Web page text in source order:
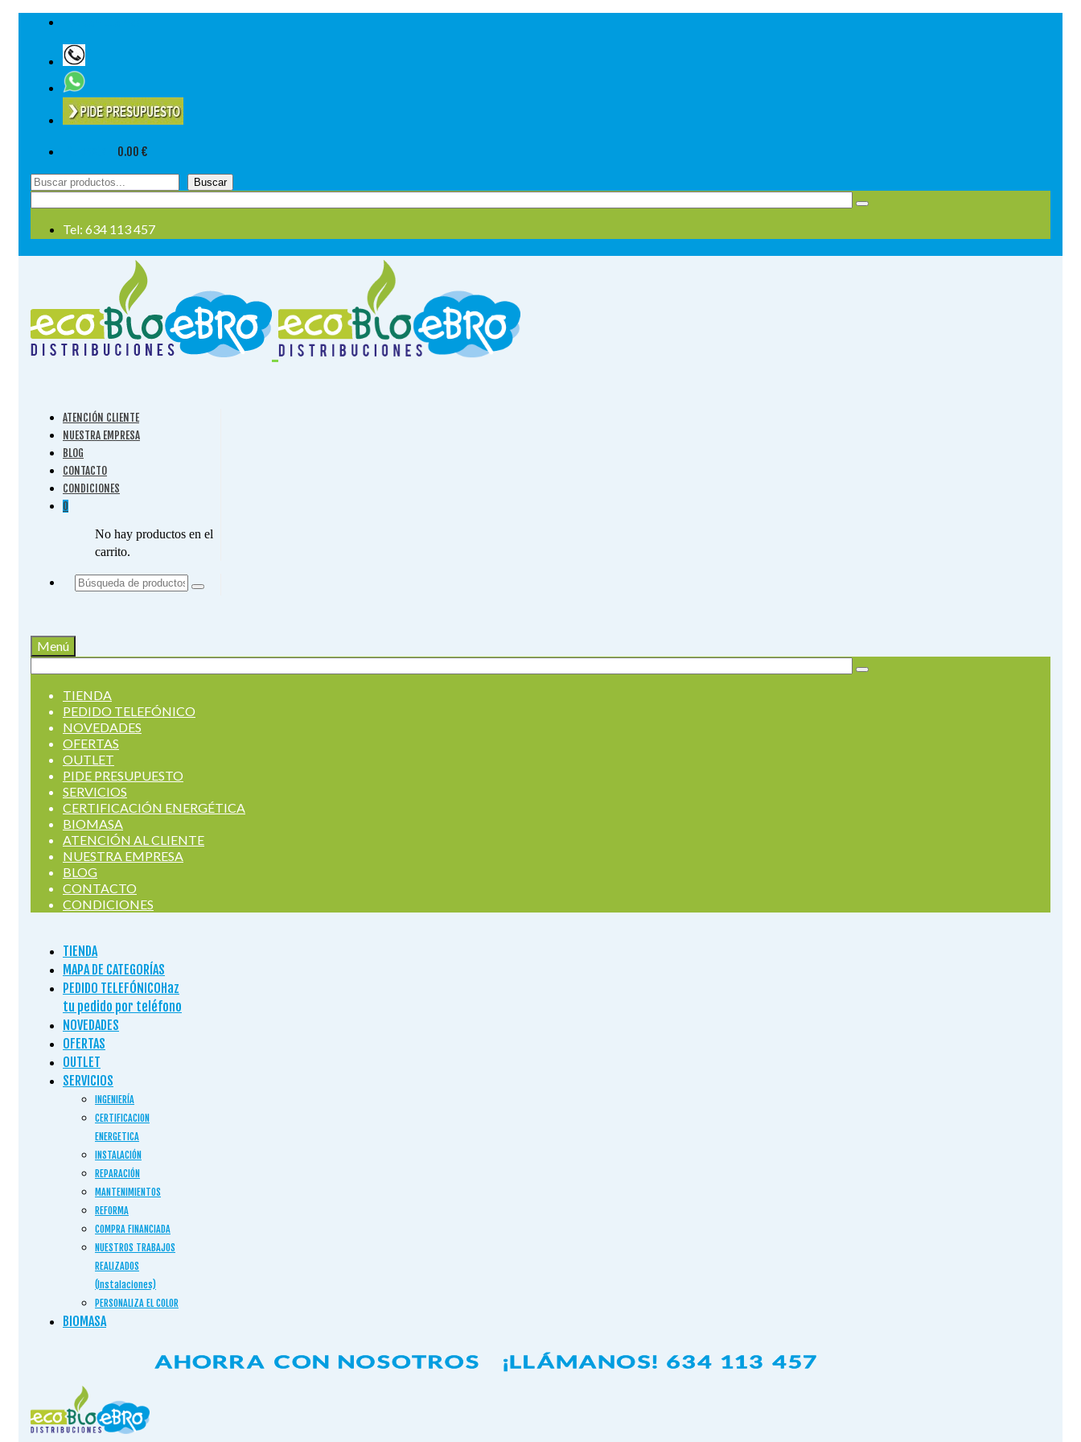
0.00 €
Buscar
Tel: 634 113 457
ATENCIÓN CLIENTE
NUESTRA EMPRESA
BLOG
CONTACTO
CONDICIONES
0
No hay productos en el
carrito.
Buscar
Menú
TIENDA
PEDIDO TELEFÓNICO
NOVEDADES
OFERTAS
OUTLET
PIDE PRESUPUESTO
SERVICIOS
CERTIFICACIÓN ENERGÉTICA
BIOMASA
ATENCIÓN AL CLIENTE
NUESTRA EMPRESA
BLOG
CONTACTO
CONDICIONES
TIENDA
MAPA DE CATEGORÍAS
PEDIDO TELEFÓNICO Haz
tu pedido por teléfono
NOVEDADES
OFERTAS
OUTLET
SERVICIOS
INGENIERÍA
CERTIFICACION
ENERGETICA
INSTALACIÓN
REPARACIÓN
MANTENIMIENTOS
REFORMA
COMPRA FINANCIADA
NUESTROS TRABAJOS
REALIZADOS
(Instalaciones)
PERSONALIZA EL COLOR
BIOMASA